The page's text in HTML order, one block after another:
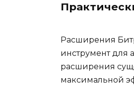
Расширения
инструмент для
расширения
максимальной